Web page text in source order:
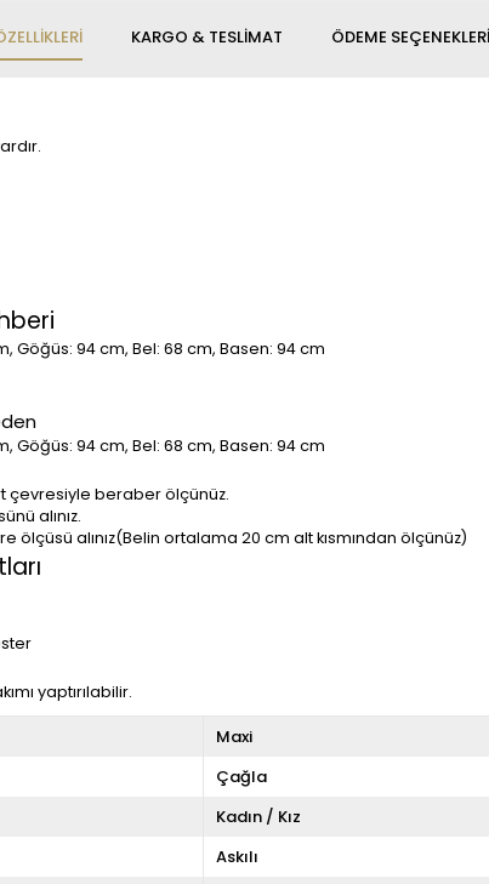
ÖDEME SEÇENEKLERI
KARGO & TESLIMAT
Göğüs: 94 cm, Bel: 68 cm, Basen: 94 cm
Göğüs: 94 cm, Bel: 68 cm, Basen: 94 cm
çevresiyle beraber ölçünüz.
alınız.
ölçüsü alınız(Belin ortalama 20 cm alt kısmından ölçünüz)
yaptırılabilir.
Maxi
Çağla
Kadın / Kız
Askılı